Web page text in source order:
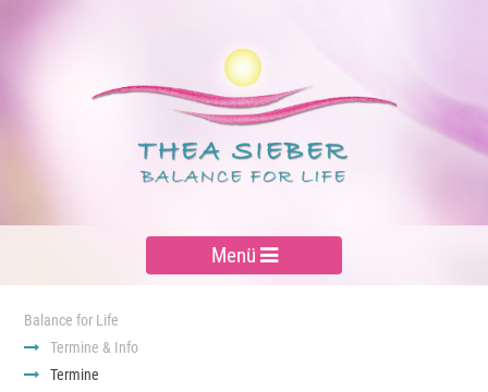
Menü
Balance for Life
Termine & Info
Termine